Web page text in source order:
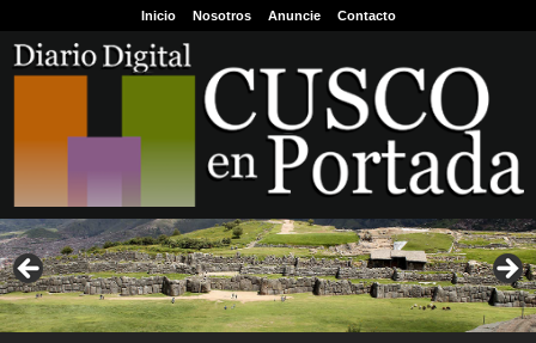
Inicio Nosotros Anuncie Contacto